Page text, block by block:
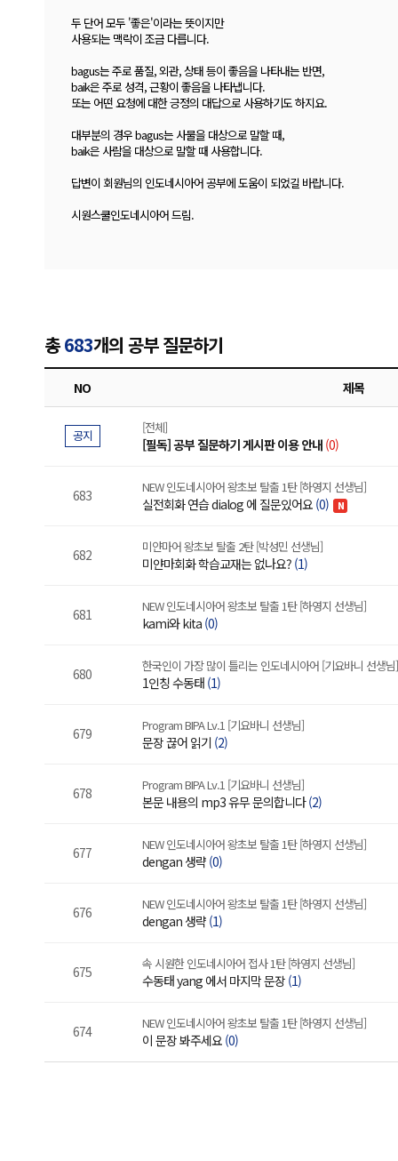
두 단어 모두 '좋은'이라는 뜻이지만
사용되는 맥락이 조금 다릅니다.
bagus는 주로 품질, 외관, 상태 등이 좋음을 나타내는 반면,
baik은 주로 성격, 근황이 좋음을 나타냅니다.
또는 어떤 요청에 대한 긍정의 대답으로 사용하기도 하지요.
대부분의 경우 bagus는 사물을 대상으로 말할 때,
baik은 사람을 대상으로 말할 때 사용합니다.
답변이 회원님의 인도네시아어 공부에 도움이 되었길 바랍니다.
시원스쿨인도네시아어 드림.
총683개의 공부 질문하기
NO 제목
공지 [전체]
[필독] 공부 질문하기 게시판 이용 안내 (0)
683 NEW 인도네시아어 왕초보 탈출 1탄 [하영지 선생님]
실전회화 연습 dialog 에 질문있어요 (0) N
682 미얀마어 왕초보 탈출 2탄 [박성민 선생님]
미얀마회화 학습교재는 없나요? (1)
681 NEW 인도네시아어 왕초보 탈출 1탄 [하영지 선생님]
kami와 kita (0)
680 한국인이 가장 많이 틀리는 인도네시아어 [기요바니 선생님]
1인칭 수동태 (1)
679 Program BIPA Lv.1 [기요바니 선생님]
문장 끊어 읽기 (2)
678 Program BIPA Lv.1 [기요바니 선생님]
본문 내용의 mp3 유무 문의합니다(2)
677 NEW 인도네시아어 왕초보 탈출 1탄 [하영지 선생님]
dengan 생략 (0)
676 NEW 인도네시아어 왕초보 탈출 1탄 [하영지 선생님]
dengan 생략 (1)
675 속 시원한 인도네시아어 접사 1탄 [하영지 선생님]
수동태 yang 에서 마지막 문장 (1)
674 NEW 인도네시아어 왕초보 탈출 1탄 [하영지 선생님]
이 문장 봐주세요 (0)